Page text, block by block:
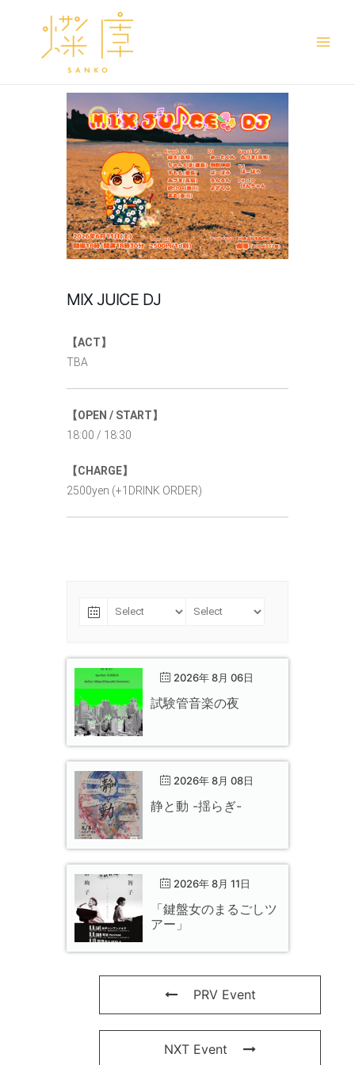
MIX JUICE DJ
【ACT】
TBA
【OPEN / START】
18:00 / 18:30
【CHARGE】
2500yen (+1DRINK ORDER)
2026年 8月 06日
試験管音楽の夜
2026年 8月 08日
静と動 -揺らぎ-
2026年 8月 11日
「鍵盤女のまるごしツ
アー」
PRV Event
NXT Event